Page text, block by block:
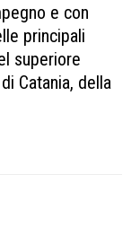
e con
principali
superiore
Catania, della